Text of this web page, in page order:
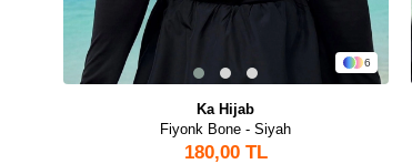
6
Ka Hijab
Fiyonk Bone - Siyah
180,00 TL